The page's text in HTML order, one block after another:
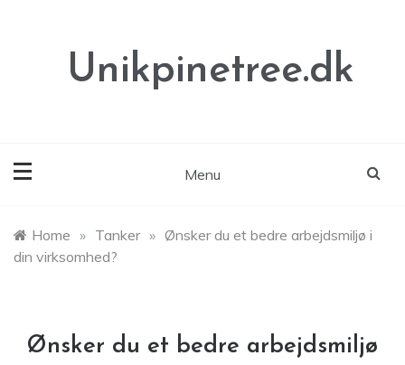
Unikpinetree.dk
Menu
Home » Tanker » Ønsker du et bedre arbejdsmiljø i
din virksomhed?
Ønsker du et bedre arbejdsmiljø